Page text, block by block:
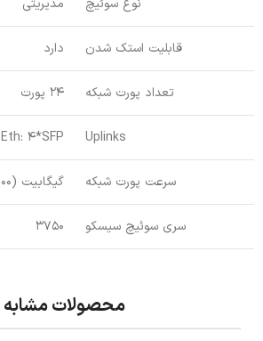
قابلیت استک شدن دارد
تعداد پورت شبکه 24 پورت
Uplinks
Eth: 4*SFP
سرعت پورت شبکه گیگابیت (10/100/1000)
سری سوئیچ سیسکو 3750
محصولات مشابه